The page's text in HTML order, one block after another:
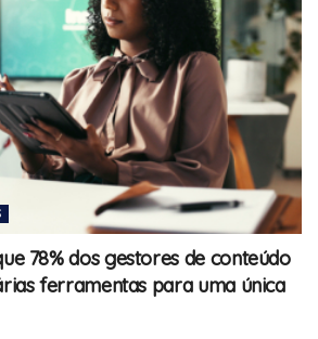
78% dos gestores de conteúdo
ferramentas para uma única